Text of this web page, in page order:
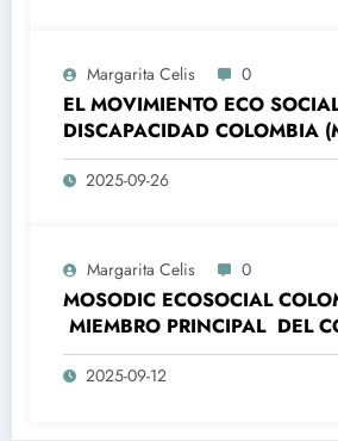
ALC-UE- SANTA MARTA, 7 Y 8
NOVIEMBRE 2025
Margarita Celis 0
EL MOVIMIENTO ECO
DISCAPACIDAD COLOMBIA
SE COMPLACE EN
OPINIÓN PÚBLICA, LA
COLOMBIA IVAN CEPEDA.
2025-09-26
Margarita Celis 0
MOSODIC ECOSOCIAL
MIEMBRO PRINCIPAL DEL
NACIONAL DE PAZ ,
Y CONVIVENCIA- CNPRC -
2025-09-12